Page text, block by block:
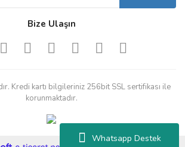
Whatsapp Destek
Bize Ulaşın
Kredi kartı bilgileriniz 256bit SSL sertifikası ile
korunmaktadır.